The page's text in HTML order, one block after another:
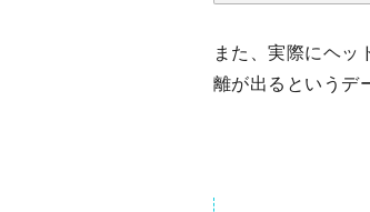
また、実際にヘッ
離が出るというデ